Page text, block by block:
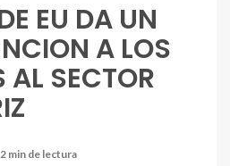
EU DA UN
A LOS
AL SECTOR
2 min de lectura